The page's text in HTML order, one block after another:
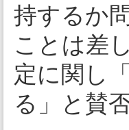
持するか
ことは差
定に関し
る」と賛